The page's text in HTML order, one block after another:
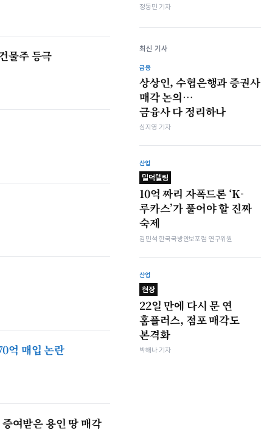
물주 등극
억 매입 논란
여받은 용인 땅 매각
정동민 기자
최신 기사
금융
상상인, 수협은행과 증권사
매각 논의…
금융사 다 정리하나
심지영 기자
산업
밀덕텔링
10억 짜리 자폭드론 ‘K-
루카스’가 풀어야 할 진짜
숙제
김민석 한국국방안보포럼 연구위원
산업
현장
22일 만에 다시 문 연
홈플러스, 점포 매각도
본격화
박해나 기자